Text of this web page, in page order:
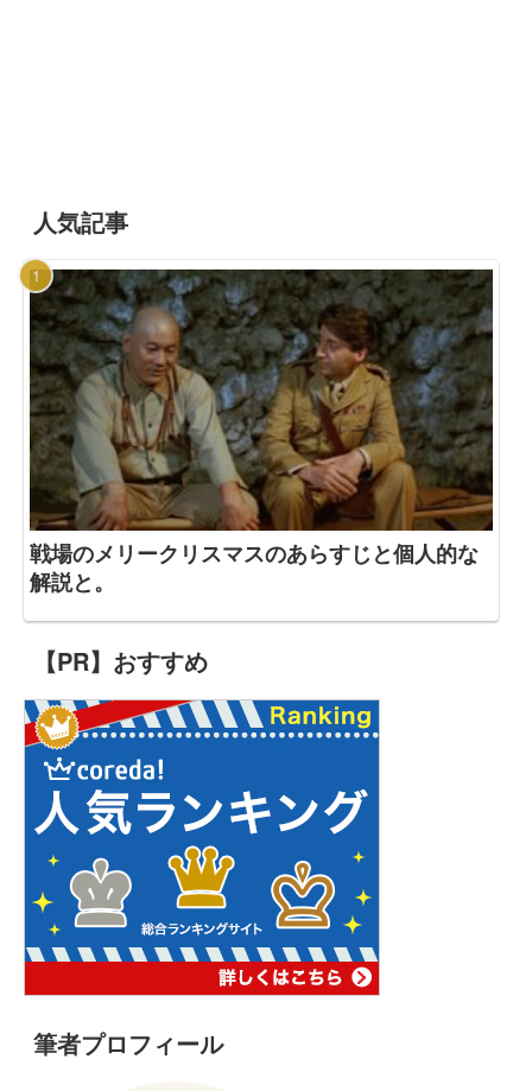
人気記事
戦場のメリークリスマスのあらすじと個人的な
解説と。
【PR】おすすめ
筆者プロフィール